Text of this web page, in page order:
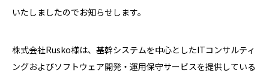
いたしましたのでお知らせします。
株式会社Rusko様は、基幹システムを中心としたITコンサルティ
ングおよびソフトウェア開発・運用保守サービスを提供している